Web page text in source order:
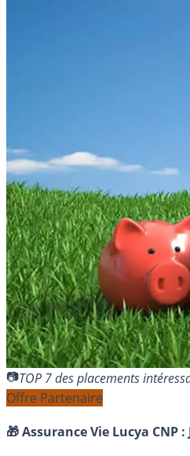
TOP 7 des placements
Offre Partenaire
🎁 Assurance Vie Lucya CNP :